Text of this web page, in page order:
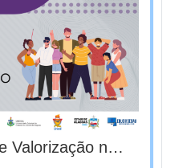
GT1 - Equidade e Valorização no SUS: Um Compromisso de Todos